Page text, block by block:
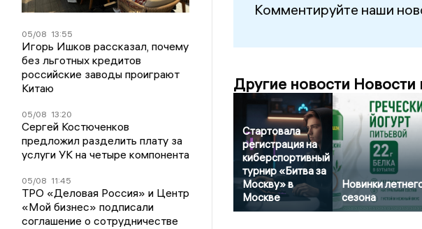
05/08 13:55
Игорь Ишков рассказал, почему
без льготных кредитов
российские заводы проиграют
Китаю
05/08 13:20
Сергей Костюченков
предложил разделить плату за
услуги УК на четыре компонента
05/08 11:45
ТРО «Деловая Россия» и Центр
«Мой бизнес» подписали
соглашение о сотрудничестве
Комментируйте наши
Другие новости
Стартовала
регистрация на
киберспортивный
турнир «Битва за
Москву» в
Москве
Новинки
сезона